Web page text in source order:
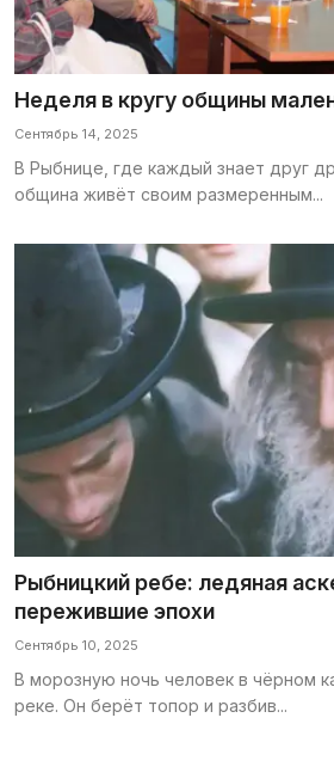
Неделя в кругу общины
Сентябрь 14, 2025
В Рыбнице, где каждый знает друг
община живёт своим размеренным...
Рыбницкий ребе: ледяная
пережившие эпохи
Сентябрь 10, 2025
В морозную ночь человек в чёрном
реке. Он берёт топор и разбив...